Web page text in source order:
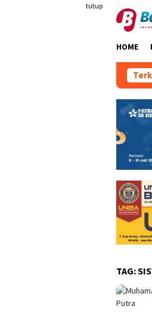
tutup
HOME
TAG: